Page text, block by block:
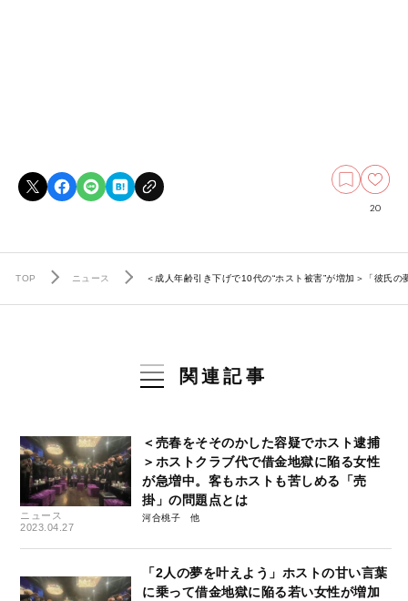
20
TOP ニュース ＜成人年齢引き下げで10代の“ホスト被害”が増加＞「彼氏
関連記事
ニュース
2023.04.27
＜売春をそそのかした容疑でホスト逮捕
＞ホストクラブ代で借金地獄に陥る女性
が急増中。客もホストも苦しめる「売
掛」の問題点とは
河合桃子
「2人の夢を叶えよう」ホストの甘い言葉
に乗って借金地獄に陥る若い女性が増加